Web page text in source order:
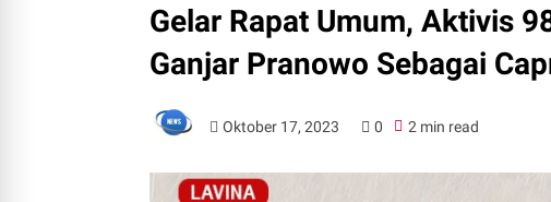
Gelar Rapat Umum, Aktivis
Ganjar Pranowo Sebagai
Oktober 17, 2023 0 2 min read